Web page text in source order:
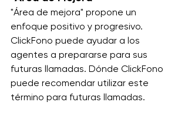
"Área de mejora" propone un
enfoque positivo y progresivo.
ClickFono puede ayudar a los
agentes a prepararse para sus
futuras llamadas. Dónde ClickFono
puede recomendar utilizar este
término para futuras llamadas.